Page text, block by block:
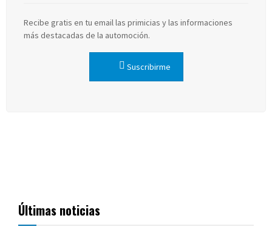
Recibe gratis en tu email las primicias y las informaciones
más destacadas de la automoción.
Suscribirme
Últimas noticias